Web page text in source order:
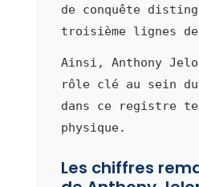
de conquête
troisième lignes
Ainsi, Anthony
rôle clé au sein
dans ce registre
physique.
Les chiffres